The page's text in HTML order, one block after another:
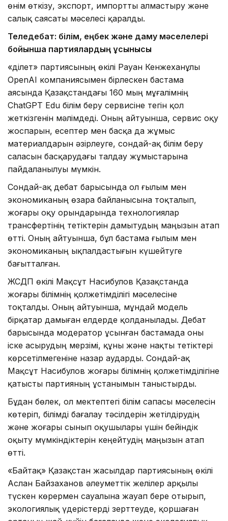
өнім өткізу, экспорт, импортты алмастыру және
салық саясаты мәселесі қаралды.
Теледебат: білім, еңбек және даму мәселелері
бойынша партиялардың ұсынысы
«Әділет» партиясының өкілі Рауан Кенжеханұлы
OpenAI компаниясымен бірлескен бастама
аясында Қазақстандағы 160 мың мұғалімнің
ChatGPT Edu білім беру сервисіне тегін қол
жеткізгенін мәлімдеді. Оның айтуынша, сервис оқу
жоспарын, есептер мен басқа да жұмыс
материалдарын әзірлеуге, сондай-ақ білім беру
саласын басқарудағы талдау жұмыстарына
пайдаланылуы мүмкін.
Сондай-ақ дебат барысында ол ғылым мен
экономиканың өзара байланысына тоқталып,
жоғары оқу орындарында технологиялар
трансфертінің тетіктерін дамытудың маңызын атап
өтті. Оның айтуынша, бұл бастама ғылым мен
экономиканың ықпалдастығын күшейтуге
бағытталған.
ЖСДП өкілі Мақсұт Насибулов Қазақстанда
жоғары білімнің қолжетімділігі мәселесіне
тоқталды. Оның айтуынша, мұндай модель
бірқатар дамыған елдерде қолданылады. Дебат
барысында модератор ұсынған бастамада оны
іске асырудың мерзімі, құны және нақты тетіктері
көрсетілмегеніне назар аударды. Сондай-ақ
Мақсұт Насибулов жоғары білімнің қолжетімділігіне
қатысты партияның ұстанымын таныстырды.
Бұдан бөлек, ол мектептегі білім сапасы мәселесін
көтеріп, білімді бағалау тәсілдерін жетілдірудің
және жоғары сынып оқушылары үшін бейіндік
оқыту мүмкіндіктерін кеңейтудің маңызын атап
өтті.
«Байтақ» Қазақстан жасылдар партиясының өкілі
Аслан Байзаханов әлеуметтік желілер арқылы
түскен көрермен сауалына жауап бере отырып,
экологиялық үдерістерді зерттеуде, қоршаған